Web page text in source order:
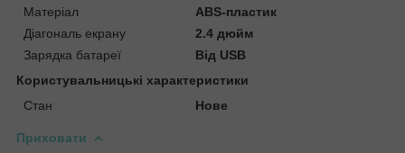
Матеріал
ABS-пластик
Діагональ екрану
2.4 дюйм
Зарядка батареї
Від USB
Користувальницькі характеристики
Стан
Нове
Приховати